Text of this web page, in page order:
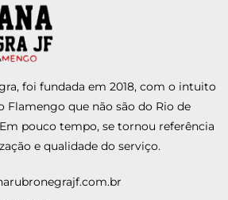
foi fundada em 2018, com o intuito
Flamengo que não são do Rio de
pouco tempo, se tornou referência
e qualidade do serviço.